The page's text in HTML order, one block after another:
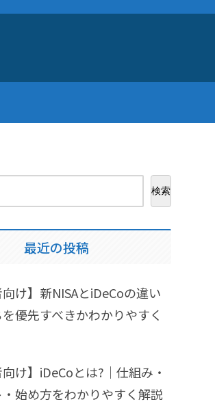
検索
最近の投稿
向け】新NISAとiDeCoの違い
を優先すべきかわかりやすく
向け】iDeCoとは?｜仕組み・
始め方をわかりやすく解説